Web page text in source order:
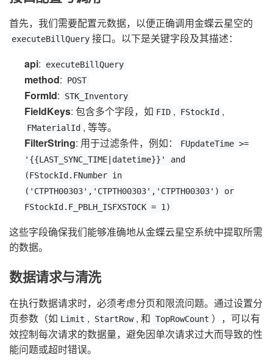
首先，我们需要配置元数据，以便正确调用金蝶云星空的
executeBillQuery 接口。以下是关键字段及其描述：
api: executeBillQuery
method: POST
FormId: STK_Inventory
FieldKeys: 包含多个字段，如 FID , FStockId ,
FMaterialId , 等等。
FilterString: 用于过滤条件，例如：
FUpdateTime >=
'{{LAST_SYNC_TIME|datetime}}' and
(FStockId.FNumber in
('CTPTH00303','CTPTH00303','CTPTH00303') or
FStockId.F_PBLH_ISFXSTOCK = 1)
这些字段确保我们能够准确地从金蝶云星空系统中提取所需
的数据。
数据请求与清洗
在执行数据请求时，必须考虑分页和限流问题。通过设置分
页参数（如 Limit , StartRow , 和 TopRowCount ），可以有
效控制每次请求的数据量，避免因单次请求过大而导致的性
能问题或超时错误。